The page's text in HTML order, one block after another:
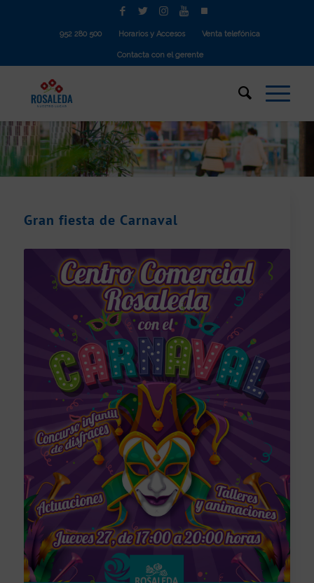
952 280 500 Horarios y Accesos Venta telefónica
Contacta con el gerente
Gran fiesta de Carnaval